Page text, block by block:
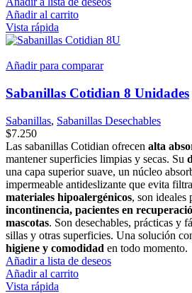
Añadir al carrito
Vista rápida
Añadir para comparar
Sabanillas Cotidian 8 Unidades
Sabanillas, Sabanillas Desechables
$7.250
Las sabanillas Cotidian ofrecen alta
mantener superficies limpias y secas. Su
una capa superior suave, un núcleo
impermeable antideslizante que evita
materiales hipoalergénicos, son ideales
incontinencia, pacientes en
mascotas. Son desechables, prácticas y
sillas y otras superficies. Una solución
higiene y comodidad en todo momento.
Añadir a lista de deseos
Añadir al carrito
Vista rápida